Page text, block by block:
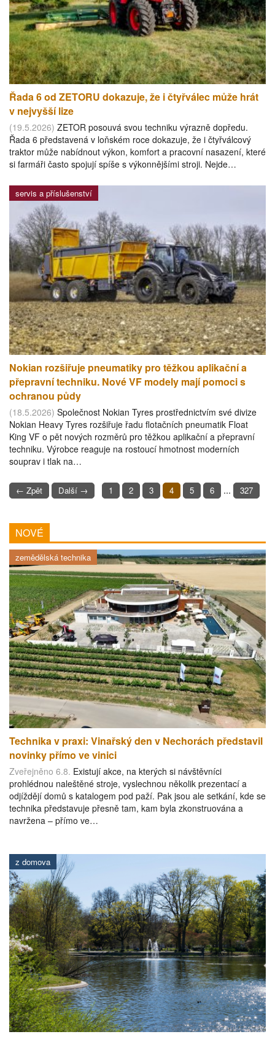
Řada 6 od ZETORU dokazuje, že i čtyřválec může hrát
v nejvyšší lize
(19.5.2026) ZETOR posouvá svou techniku výrazně dopředu.
Řada 6 představená v loňském roce dokazuje, že i čtyřválcový
traktor může nabídnout výkon, komfort a pracovní nasazení, které
si farmáři často spojují spíše s výkonnějšími stroji. Nejde…
servis a příslušenství
Nokian rozšiřuje pneumatiky pro těžkou aplikační a
přepravní techniku. Nové VF modely mají pomoci s
ochranou půdy
(18.5.2026) Společnost Nokian Tyres prostřednictvím své divize
Nokian Heavy Tyres rozšiřuje řadu flotačních pneumatik Float
King VF o pět nových rozměrů pro těžkou aplikační a přepravní
techniku. Výrobce reaguje na rostoucí hmotnost moderních
souprav i tlak na…
← Zpět Další → 1 2 3 4 5 6 ... 327
NOVÉ
zemědělská technika
Technika v praxi: Vinařský den v Nechorách představil
novinky přímo ve vinici
Zveřejněno 6.8. Existují akce, na kterých si návštěvníci
prohlédnou naleštěné stroje, vyslechnou několik prezentací a
odjíždějí domů s katalogem pod paží. Pak jsou ale setkání, kde se
technika představuje přesně tam, kam byla zkonstruována a
navržena – přímo ve…
z domova